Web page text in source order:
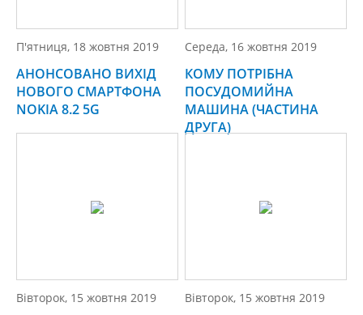
П'ятниця, 18 жовтня 2019
АНОНСОВАНО ВИХІД
НОВОГО СМАРТФОНА
NOKIA 8.2 5G
Середа, 16 жовтня 2019
КОМУ ПОТРІБНА
ПОСУДОМИЙНА
МАШИНА (ЧАСТИНА
ДРУГА)
Вівторок, 15 жовтня 2019 Вівторок, 15 жовтня 2019